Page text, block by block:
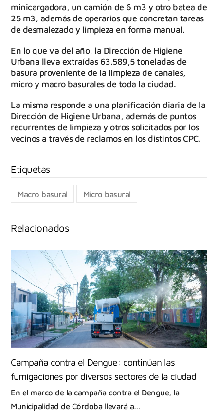
minicargadora, un camión de 6 m3 y otro batea de
25 m3, además de operarios que concretan tareas
de desmalezado y limpieza en forma manual.
En lo que va del año, la Dirección de Higiene
Urbana lleva extraídas 63.589,5 toneladas de
basura proveniente de la limpieza de canales,
micro y macro basurales de toda la ciudad.
La misma responde a una planificación diaria de la
Dirección de Higiene Urbana, además de puntos
recurrentes de limpieza y otros solicitados por los
vecinos a través de reclamos en los distintos CPC.
Macro basural Micro basural
Relacionados
Campaña contra el Dengue: continúan las
fumigaciones por diversos sectores de la ciudad
En el marco de la campaña contra el Dengue, la
Municipalidad de Córdoba llevará a…